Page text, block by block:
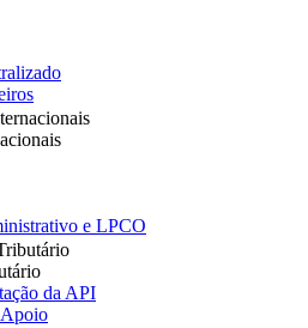
e LPCO
da API